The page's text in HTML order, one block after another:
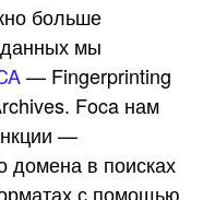
больше
мы
— Fingerprinting
Foca нам
—
домена в поисках
с помощью